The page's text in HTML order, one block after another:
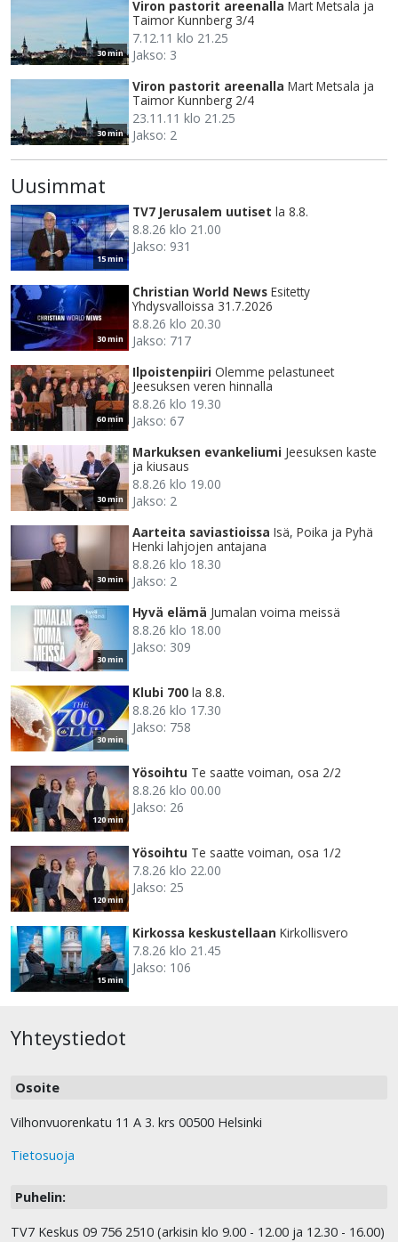
30 min
Viron pastorit areenalla Mart Metsala ja
Taimor Kunnberg 3/4
7.12.11 klo 21.25
Jakso: 3
30 min
Viron pastorit areenalla Mart Metsala ja
Taimor Kunnberg 2/4
23.11.11 klo 21.25
Jakso: 2
Uusimmat
15 min
TV7 Jerusalem uutiset la 8.8.
8.8.26 klo 21.00
Jakso: 931
30 min
Christian World News Esitetty
Yhdysvalloissa 31.7.2026
8.8.26 klo 20.30
Jakso: 717
60 min
Ilpoistenpiiri Olemme pelastuneet
Jeesuksen veren hinnalla
8.8.26 klo 19.30
Jakso: 67
30 min
Markuksen evankeliumi Jeesuksen kaste
ja kiusaus
8.8.26 klo 19.00
Jakso: 2
30 min
Aarteita saviastioissa Isä, Poika ja Pyhä
Henki lahjojen antajana
8.8.26 klo 18.30
Jakso: 2
30 min
Hyvä elämä Jumalan voima meissä
8.8.26 klo 18.00
Jakso: 309
30 min
Klubi 700 la 8.8.
8.8.26 klo 17.30
Jakso: 758
120 min
Yösoihtu Te saatte voiman, osa 2/2
8.8.26 klo 00.00
Jakso: 26
120 min
Yösoihtu Te saatte voiman, osa 1/2
7.8.26 klo 22.00
Jakso: 25
15 min
Kirkossa keskustellaan Kirkollisvero
7.8.26 klo 21.45
Jakso: 106
Yhteystiedot
Osoite
Vilhonvuorenkatu 11 A 3. krs 00500 Helsinki
Tietosuoja
Puhelin:
TV7 Keskus 09 756 2510 (arkisin klo 9.00 - 12.00 ja 12.30 - 16.00)